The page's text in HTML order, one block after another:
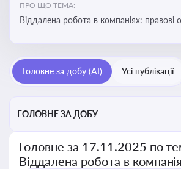
ПРО ЩО ТЕМА:
Віддалена робота в компаніях: правові особливості,
Головне за добу (AI) Усі публікації
ГОЛОВНЕ ЗА ДОБУ
Головне за 17.11.2025 по
Віддалена робота в